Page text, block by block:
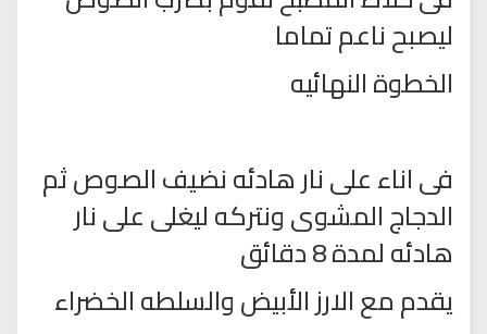
ليصبح ناعم تماما
الخطوة النهائيه
فى اناء على نار هادئه نضيف الصوص ثم
الدجاج المشوى ونتركه ليغلى على نار
هادئه لمدة 8 دقائق
يقدم مع الارز الأبيض والسلطه الخضراء